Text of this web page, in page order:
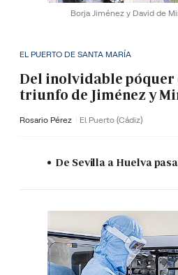
Borja Jiménez y David de
EL PUERTO DE SANTA MARÍA
Del inolvidable póquer
triunfo de Jiménez y
Rosario Pérez El Puerto (Cádiz)
De Sevilla a Huelva